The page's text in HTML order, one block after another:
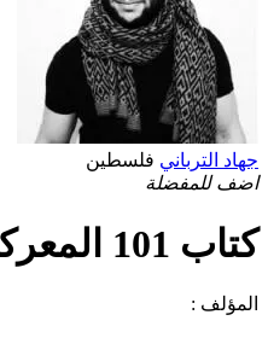
جهاد الترباني فلسطين
اضف للمفضلة
كتاب 101 المعركة الأخيرة PDF
المؤلف :